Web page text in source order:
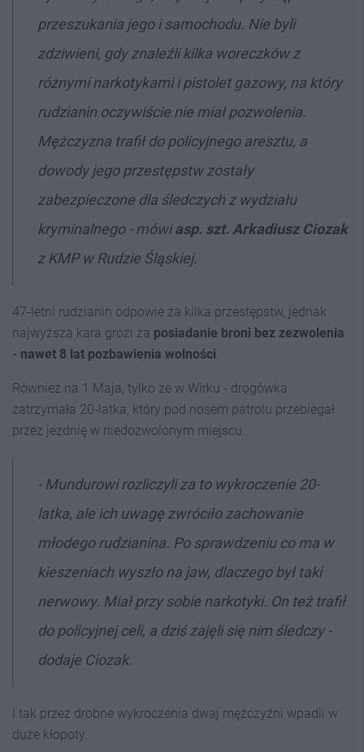
przeszukania jego i samochodu. Nie byli
zdziwieni, gdy znaleźli kilka woreczków z
różnymi narkotykami i pistolet gazowy, na który
rudzianin oczywiście nie miał pozwolenia.
Mężczyzna trafił do policyjnego aresztu, a
dowody jego przestępstw zostały
zabezpieczone dla śledczych z wydziału
kryminalnego - mówiasp. szt. Arkadiusz Ciozak
z KMP w Rudzie Śląskiej.
47-letni rudzianin odpowie za kilka przestępstw, jednak
najwyższa kara grozi za posiadanie broni bez zezwolenia
- nawet 8 lat pozbawienia wolności
Również na 1 Maja, tylko że w Wirku - drogówka
zatrzymała 20-latka, który pod nosem patrolu przebiegał
przez jezdnię w niedozwolonym miejscu.
- Mundurowi rozliczyli za to wykroczenie 20-
latka, ale ich uwagę zwróciło zachowanie
młodego rudzianina. Po sprawdzeniu co ma w
kieszeniach wyszło na jaw, dlaczego był taki
nerwowy. Miał przy sobie narkotyki. On też trafił
do policyjnej celi, a dziś zajęli się nim śledczy -
dodaje Ciozak.
I tak przez drobne wykroczenia dwaj mężczyźni wpadli w
duże kłopoty.